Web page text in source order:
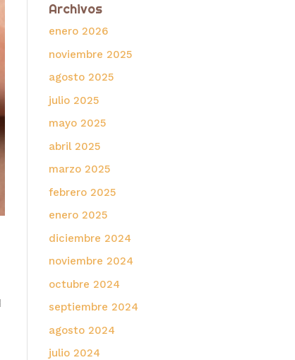
Archivos
enero 2026
noviembre 2025
agosto 2025
julio 2025
mayo 2025
abril 2025
marzo 2025
febrero 2025
enero 2025
diciembre 2024
noviembre 2024
octubre 2024
septiembre 2024
agosto 2024
julio 2024